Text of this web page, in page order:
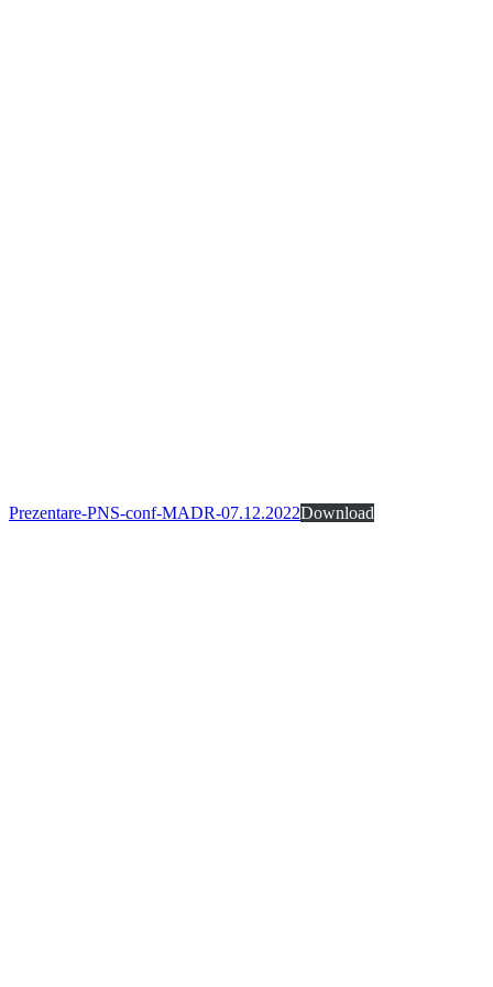
Prezentare-PNS-conf-MADR-07.12.2022Download